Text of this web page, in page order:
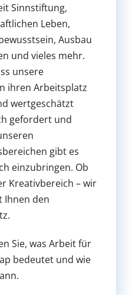
Sinnstiftung,
Leben,
Ausbau
und vieles mehr.
unsere
ihren Arbeitsplatz
wertgeschätzt
gefordert und
gibt es
einzubringen. Ob
Kreativbereich – wir
Ihnen den
Sie, was Arbeit für
bedeutet und wie